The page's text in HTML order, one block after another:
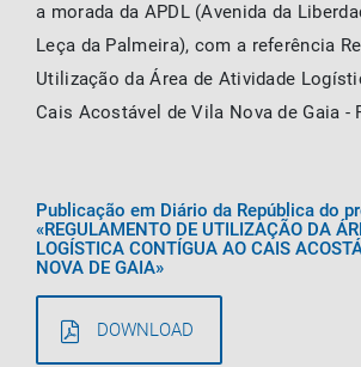
a morada da APDL (Avenida da
Leça da Palmeira), com a referência
Utilização da Área de Atividade
Cais Acostável de Vila Nova de Gaia -
Publicação em Diário da República do
«REGULAMENTO DE UTILIZAÇÃO DA
LOGÍSTICA CONTÍGUA AO CAIS
NOVA DE GAIA»
DOWNLOAD